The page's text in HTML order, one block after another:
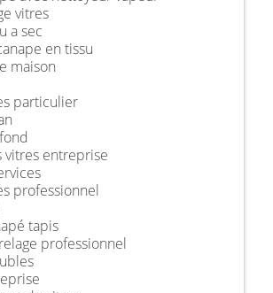
vitres
a sec
en tissu
maison
particulier
vitres entreprise
professionnel
tapis
professionnel